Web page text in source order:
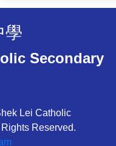
學
Secondary
Lei Catholic
Reserved.